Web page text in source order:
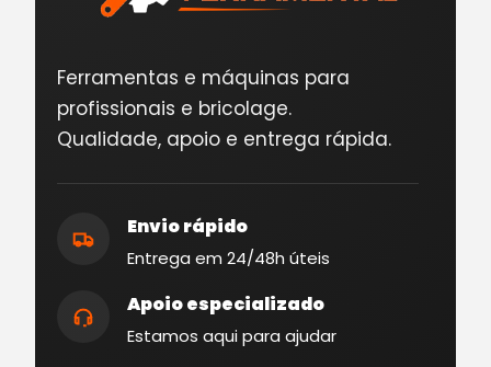
Ferramentas e máquinas para
profissionais e bricolage.
Qualidade, apoio e entrega rápida.
Envio rápido
Entrega em 24/48h úteis
Apoio especializado
Estamos aqui para ajudar